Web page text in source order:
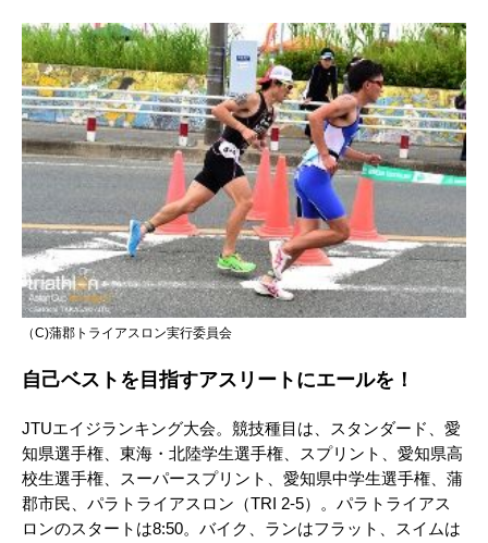
（C)蒲郡トライアスロン実行委員会
自己ベストを目指すアスリートにエールを！
JTUエイジランキング大会。競技種目は、スタンダード、愛
知県選手権、東海・北陸学生選手権、スプリント、愛知県高
校生選手権、スーパースプリント、愛知県中学生選手権、蒲
郡市民、パラトライアスロン（TRI 2-5）。パラトライアス
ロンのスタートは8:50。バイク、ランはフラット、スイムは